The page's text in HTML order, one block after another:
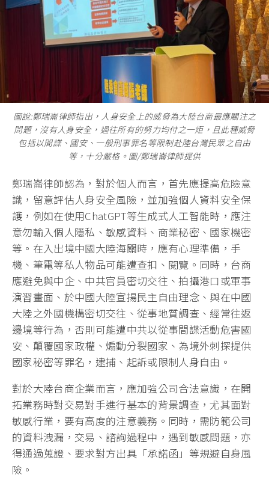
圖說:鄭瑞崙律師指出，人身安全上的威脅為大陸台商最應關注之
問題，沒有人身安全，過往所有的努力均付之一炬，且此種威脅
包括以間諜、國安、一般刑事罪名等限制赴陸台灣民眾之自由
等，十分嚴格。圖/鄭瑞崙律師提供
鄭瑞崙律師認為，對於個人而言，首先應提高危險意
識，留意評估人身安全風險，並加強個人資料安全保
護，例如在使用ChatGPT等生成式人工智能時，應注
意勿輸入個人隱私、敏感資料、商業秘密、國家機密
等。在入出境中國大陸海關時，應有心理準備，手
機、筆電等私人物品可能遭查扣、閱覽。同時，台商
應避免與中企、中共官員密切交往、拍攝港口或軍事
演習畫面、於中國大陸宣揚民主自由理念、與在中國
大陸之外國機構密切交往、從事地質調查、經常往返
邊境等行為，否則可能遭中共以從事間諜活動危害國
安、顛覆國家政權、煽動分裂國家、為境外刺探提供
國家秘密等罪名，逮捕、起訴或限制人身自由。
對於大陸台商企業而言，應加強公司合法意識，在開
拓業務時對交易對手進行基本的背景調查，尤其面對
敏感行業，要有高度的注意義務。同時，需防範公司
的資料洩漏，交易、諮詢過程中，遇到敏感問題，亦
得通過蒐證、要求對方出具「承諾函」等規避自身風
險。